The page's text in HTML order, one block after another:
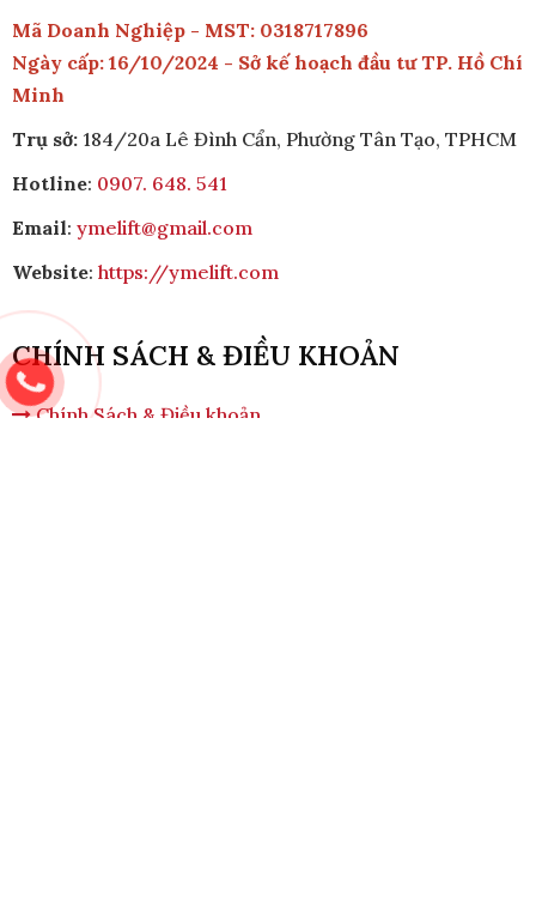
Mã Doanh Nghiệp - MST: 0318717896
Ngày cấp: 16/10/2024 - Sở kế hoạch đầu tư TP. Hồ Chí
Minh
Trụ sở: 184/20a Lê Đình Cẩn, Phường Tân Tạo, TPHCM
Hotline: 0907. 648. 541
Email: ymelift@gmail.com
Website: https://ymelift.com
CHÍNH SÁCH & ĐIỀU KHOẢN
Chính Sách & Điều khoản